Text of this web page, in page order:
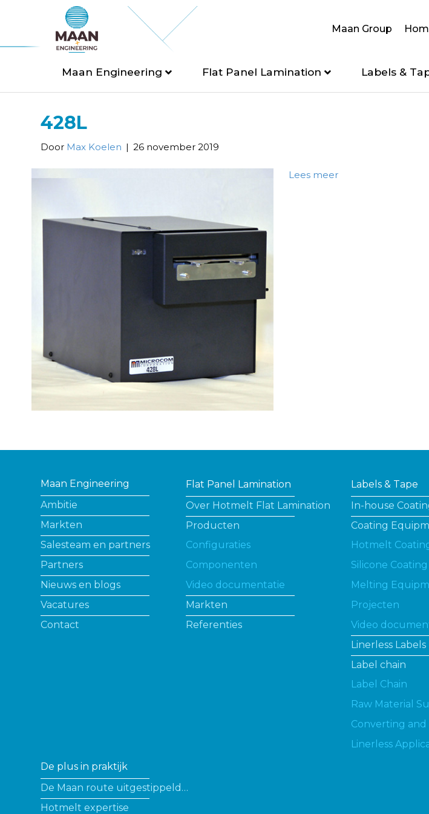
Maan Group
Maan Engineering Flat Panel Lamination Labels &
428L
Door Max Koelen | 26 november 2019
Lees meer
Maan Engineering
Ambitie
Markten
Salesteam en partners
Partners
Nieuws en blogs
Vacatures
Contact
Flat Panel Lamination
Over Hotmelt Flat Lamination
Producten
Configuraties
Componenten
Video documentatie
Markten
Referenties
Labels & Tape
In-house
Coating
Hotmelt
Silicone
Melting
Projecten
Video
Linerless Labels
Label chain
Label Chain
Raw Material
Converting and
Linerless
De plus in praktijk
De Maan route uitgestippeld…
Hotmelt expertise